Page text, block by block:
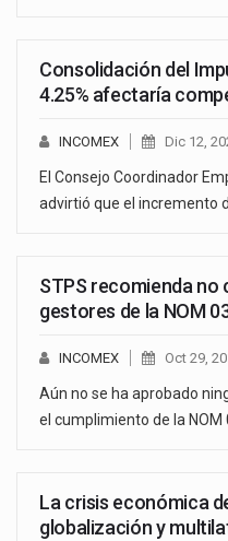
Consolidación del
4.25% afectaría
INCOMEX Dic 12,
El Consejo Coordinador
advirtió que el incremento
STPS recomienda
gestores de la NOM
INCOMEX Oct 29,
Aún no se ha aprobado
el cumplimiento de la NOM
La crisis económica
globalización y